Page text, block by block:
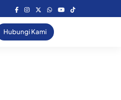
Hubungi Kami